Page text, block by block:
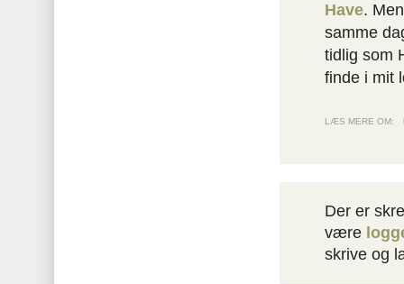
Have.
samme
tidlig som
finde i mit
LÆS MERE OM:
Der er
være
skrive og